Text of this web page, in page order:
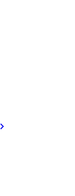
chevron_right